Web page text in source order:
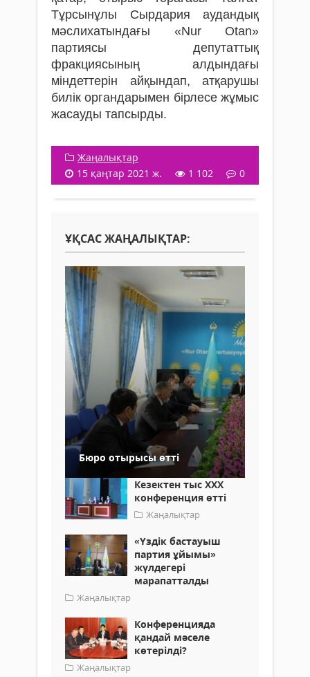
Тұрсынұлы Сырдария аудандық
мәслихатындағы «Nur Otan»
партиясы депутаттық
фракциясының алдындағы
міндеттерін айқындап, атқарушы
билік органдарымен бірлесе жұмыс
жасауды тапсырды.
Жаңалықтар
15 қаңтар 2021 ж.
1 102 0
ҰҚСАС ЖАҢАЛЫҚТАР:
Бюро отырысы өтті
Кезектен тыс ХХХ
конференция өтті
Жаңалықтар
«Үздік бастауыш
партия ұйымы»
жүлдегері
марапатталды
Жаңалықтар
Конференцияда
қандай мәселе
көтерілді?
Жаңалықтар